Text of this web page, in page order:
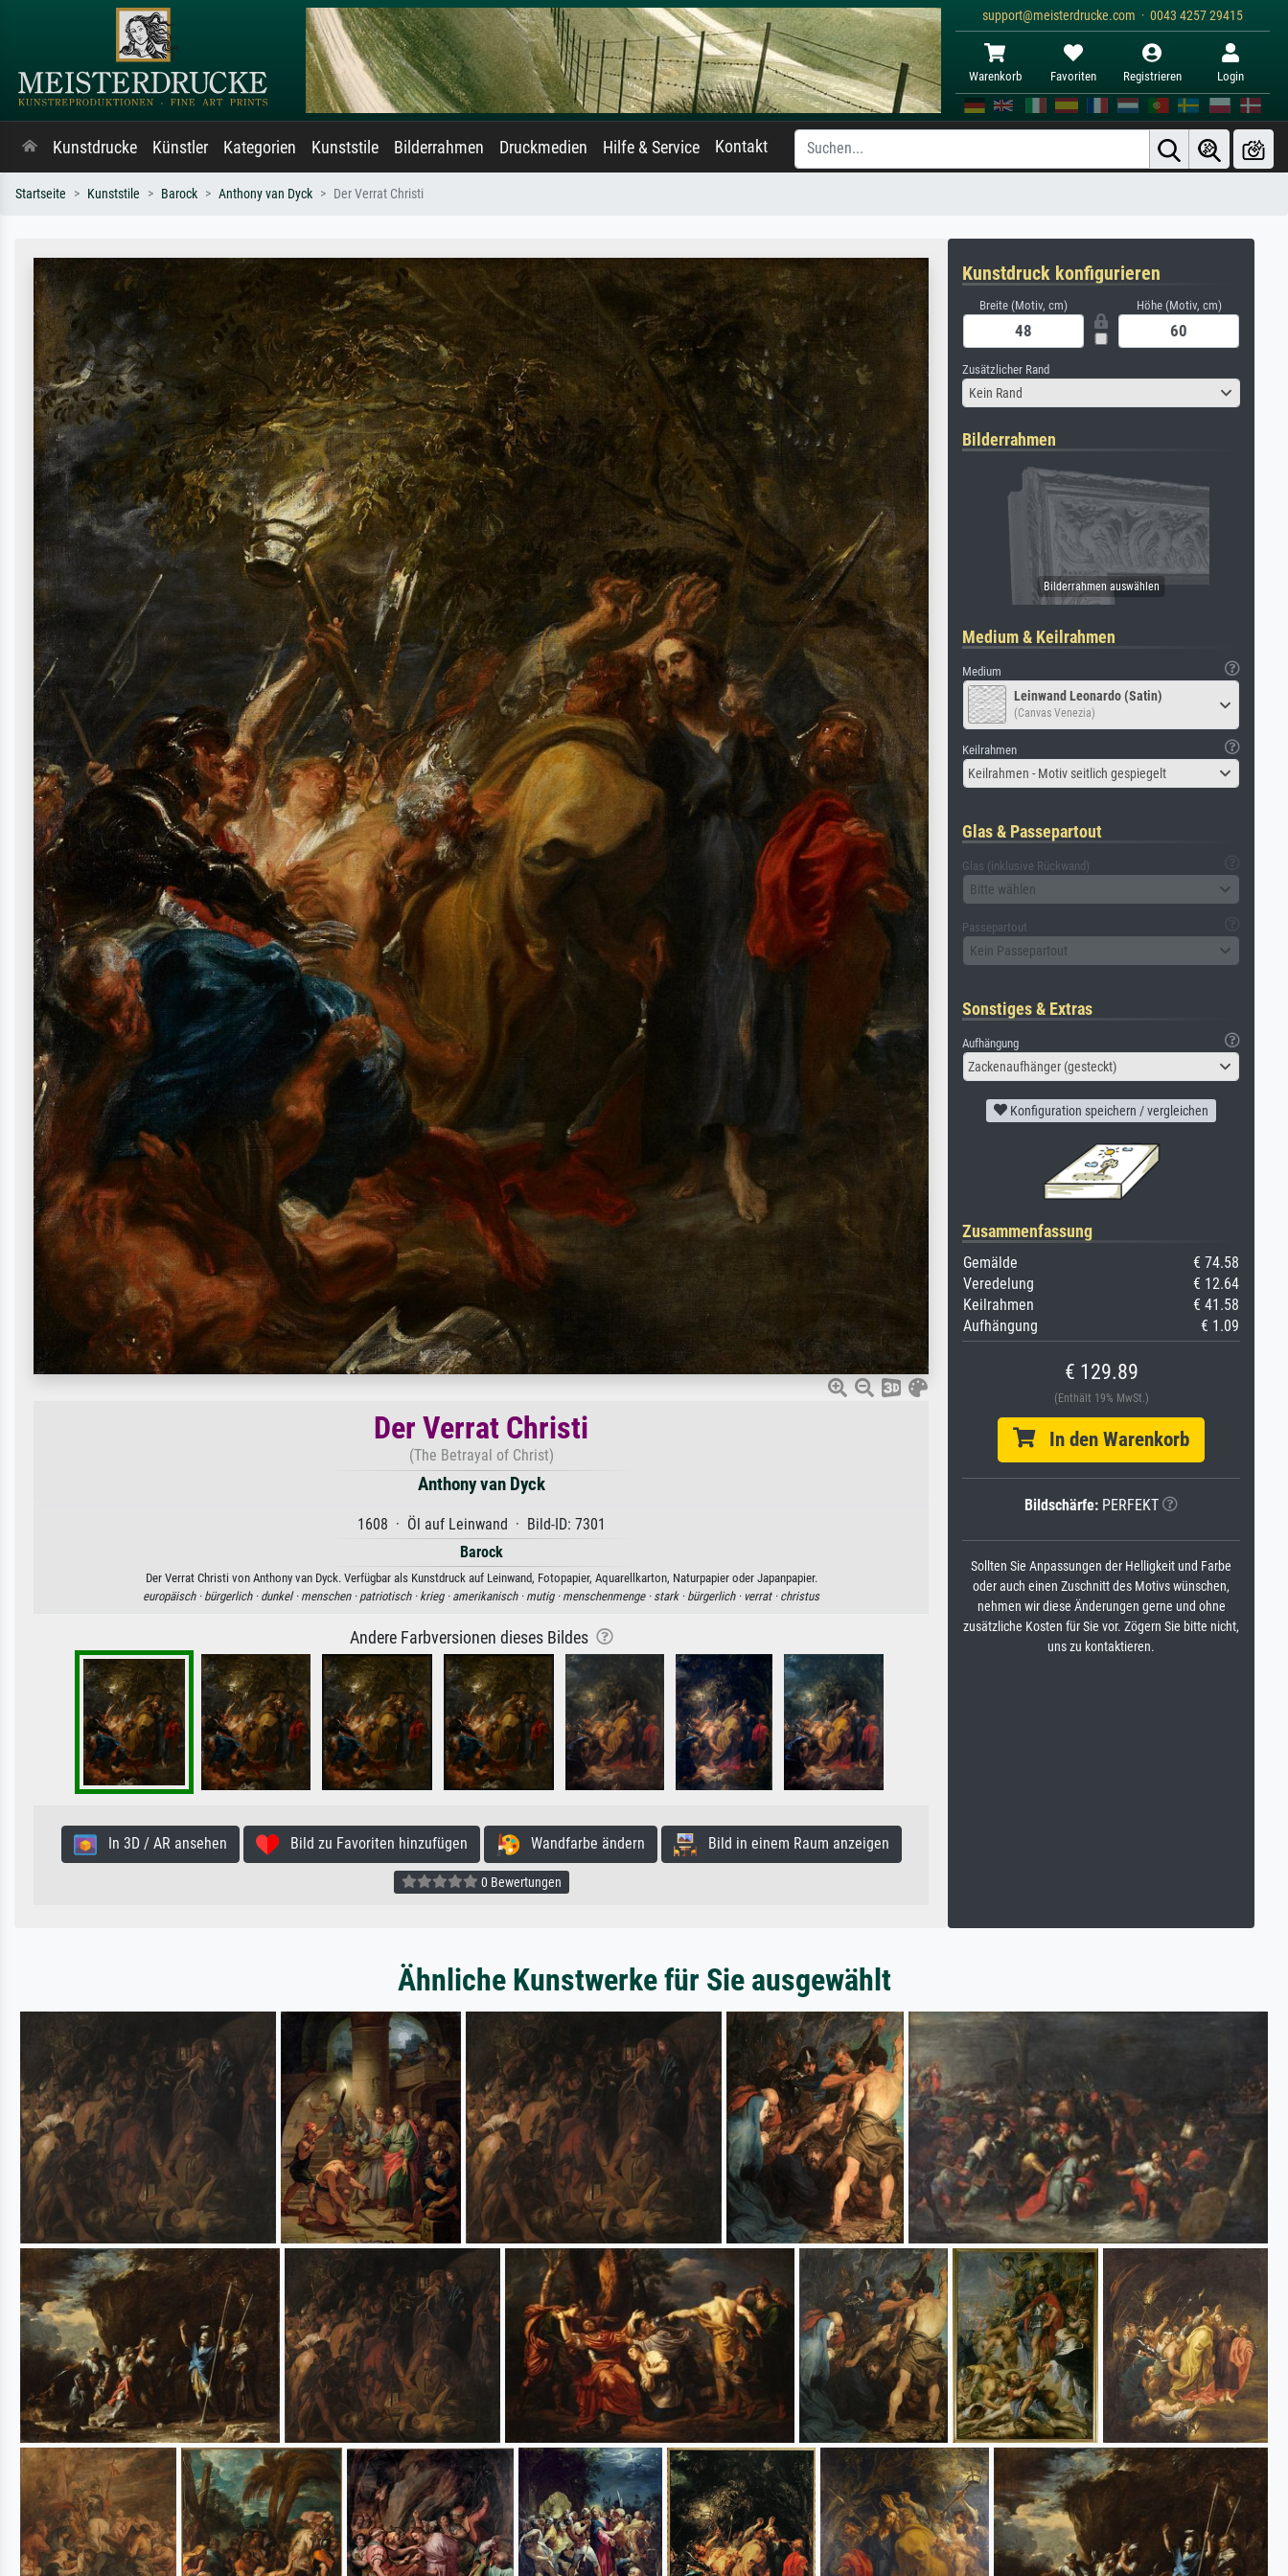
support@meisterdrucke.com · 0043 4257 29415
Warenkorb Favoriten Registrieren Login
Kunstdrucke Künstler Kategorien Kunststile Bilderrahmen Druckmedien Hilfe & Service Kontakt
Startseite Kunststile Barock Anthony van Dyck Der Verrat Christi
Der Verrat Christi
(The Betrayal of Christ)
Anthony van Dyck
1608 · Öl auf Leinwand · Bild-ID: 7301
Barock
Der Verrat Christi von Anthony van Dyck. Verfügbar als Kunstdruck auf Leinwand, Fotopapier, Aquarellkarton, Naturpapier oder Japanpapier.
europäisch · bürgerlich · dunkel · menschen · patriotisch · krieg · amerikanisch · mutig · menschenmenge · stark · bürgerlich · verrat · christus
Andere Farbversionen dieses Bildes
In 3D / AR ansehen Bild zu Favoriten hinzufügen Wandfarbe ändern Bild in einem Raum anzeigen
0 Bewertungen
Kunstdruck konfigurieren
Breite (Motiv, cm) Höhe (Motiv, cm)
Zusätzlicher Rand
Kein Rand
Bilderrahmen
Medium & Keilrahmen
Medium
Leinwand Leonardo (Satin)
(Canvas Venezia)
Keilrahmen
Keilrahmen - Motiv seitlich gespiegelt
Glas & Passepartout
Glas (inklusive Rückwand)
Bitte wählen
Passepartout
Kein Passepartout
Sonstiges & Extras
Aufhängung
Zackenaufhänger (gesteckt)
Konfiguration speichern / vergleichen
Zusammenfassung
Gemälde
€ 74.58
Veredelung
€ 12.64
Keilrahmen
€ 41.58
Aufhängung
€ 1.09
€ 129.89
(Enthält 19% MwSt.)
In den Warenkorb
Bildschärfe: PERFEKT
Sollten Sie Anpassungen der Helligkeit und Farbe
oder auch einen Zuschnitt des Motivs wünschen,
nehmen wir diese Änderungen gerne und ohne
zusätzliche Kosten für Sie vor. Zögern Sie bitte nicht,
uns zu kontaktieren.
Ähnliche Kunstwerke für Sie ausgewählt